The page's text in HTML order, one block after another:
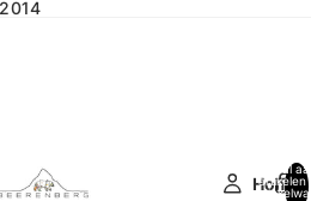
Home
Totaal
artikelen